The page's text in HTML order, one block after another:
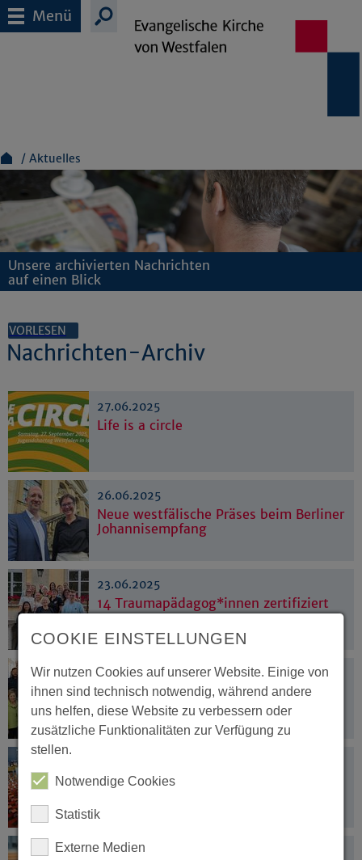
Menü
Aktuelles
Unsere archivierten Nachrichten
auf einen Blick
VORLESEN
Nachrichten-Archiv
27.06.2025
Life is a circle
26.06.2025
Neue westfälische Präses beim Berliner
Johannisempfang
23.06.2025
14 Traumapädagog*innen zertifiziert
23.06.2025
Neue Impulse für das ökumenische
Miteinander
Save the date: Zukunft(s)gestalten
16.06.2025
COOKIE EINSTELLUNGEN
Wir nutzen Cookies auf unserer Website. Einige von
ihnen sind technisch notwendig, während andere
uns helfen, diese Website zu verbessern oder
zusätzliche Funktionalitäten zur Verfügung zu
stellen.
Notwendige Cookies
Statistik
Externe Medien